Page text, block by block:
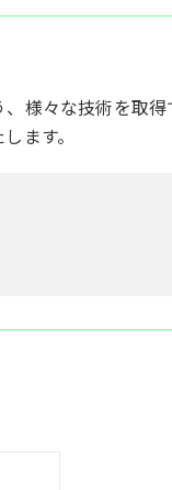
様々な技術を取
ます。